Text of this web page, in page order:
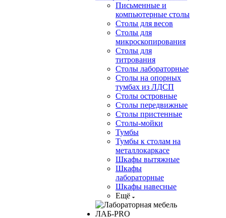
Письменные и
компьютерные столы
Столы для весов
Столы для
микроскопирования
Столы для
титрования
Столы лабораторные
Столы на опорных
тумбах из ЛДСП
Столы островные
Столы передвижные
Столы пристенные
Столы-мойки
Тумбы
Тумбы к столам на
металлокаркасе
Шкафы вытяжные
Шкафы
лабораторные
Шкафы навесные
Ещё